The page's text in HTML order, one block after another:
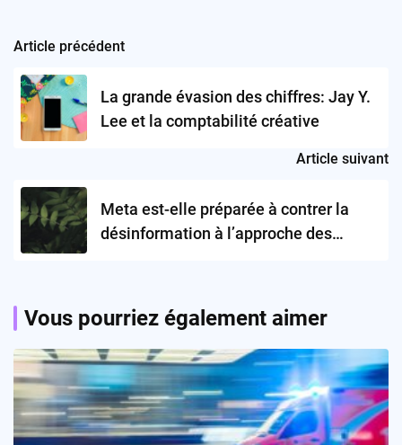
Post
navigation
Article précédent
La grande évasion des chiffres: Jay Y.
Lee et la comptabilité créative
Article suivant
Meta est-elle préparée à contrer la
désinformation à l’approche des
Vous pourriez également aimer